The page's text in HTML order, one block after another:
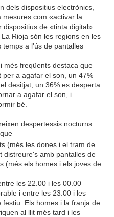
dels dispositius electrònics,
com «activar la
de «tinta digital».
Rioja són les regions en les
temps a l'ús de pantalles
més freqüents destaca que
per a agafar el son, un 47%
desitjat, un 36% es desperta
a agafar el son, i
bé.
despertessis nocturns
(més les dones i el tram de
distreure's amb pantalles de
(més els homes i els joves de
les 22.00 i les 00.00
i entre les 23.00 i les
Els homes i la franja de
al llit més tard i les